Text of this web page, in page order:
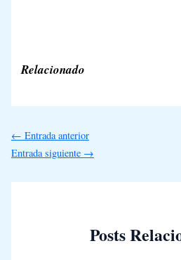
Relacionado
← Entrada anterior
Entrada siguiente →
Posts